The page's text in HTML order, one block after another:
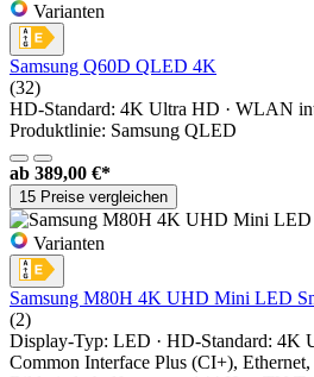
Varianten
Samsung Q60D QLED 4K
(32)
HD-Standard: 4K Ultra HD · WLAN
Produktlinie: Samsung QLED
ab 389,00 €*
15 Preise vergleichen
Varianten
Samsung M80H 4K UHD Mini LED
(2)
Display-Typ: LED · HD-Standard: 4K
Common Interface Plus (CI+),